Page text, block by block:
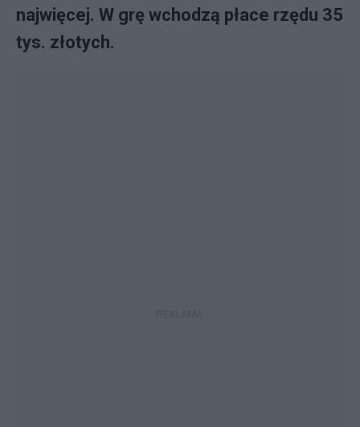
najwięcej. W grę wchodzą płace rzędu 35
tys. złotych.